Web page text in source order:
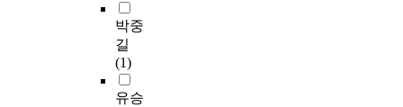
박중
길
(1)
유승